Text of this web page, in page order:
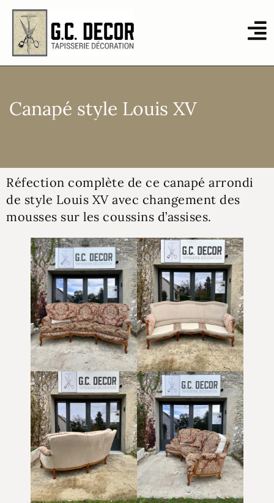
Canapé style Louis XV
Canapés Réalisations
Réfection complète de ce canapé arrondi
de style Louis XV avec changement des
mousses sur les coussins d’assises.